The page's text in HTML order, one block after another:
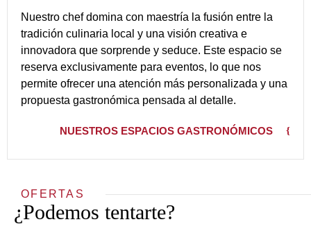
Nuestro chef domina con maestría la fusión entre la
tradición culinaria local y una visión creativa e
innovadora que sorprende y seduce. Este espacio se
reserva exclusivamente para eventos, lo que nos
permite ofrecer una atención más personalizada y una
propuesta gastronómica pensada al detalle.
NUESTROS ESPACIOS GASTRONÓMICOS
OFERTAS
¿Podemos tentarte?